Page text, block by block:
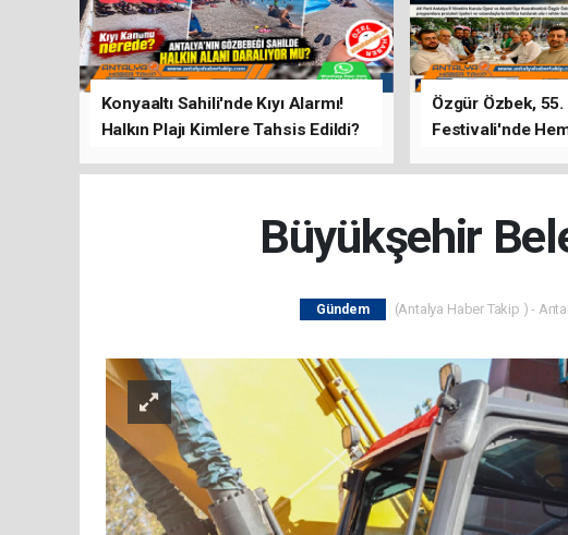
Konyaaltı Sahili'nde Kıyı Alarmı!
Halkın Plajı Kimlere Tahsis Edildi?
Özgür Özbek,
Festivali'nde
Büyükşehir
Gündem (Antalya Haber Takip ) -